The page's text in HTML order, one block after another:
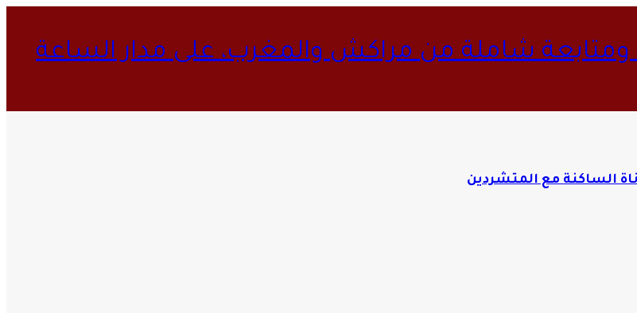
ومتابعة شاملة من مراكش والمغرب، على مدار الساعة
الساكنة مع المتشردين